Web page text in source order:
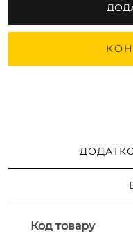
Код товару